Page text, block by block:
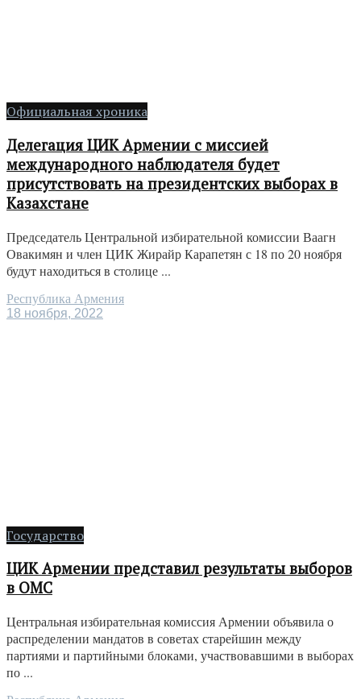
Официальная хроника
Делегация ЦИК Армении с миссией
международного наблюдателя будет
присутствовать на президентских выборах в
Казахстане
Председатель Центральной избирательной комиссии Ваагн
Овакимян и член ЦИК Жирайр Карапетян с 18 по 20 ноября
будут находиться в столице ...
Республика Армения
18 ноября, 2022
Государство
ЦИК Армении представил результаты выборов
в ОМС
Центральная избирательная комиссия Армении объявила о
распределении мандатов в советах старейшин между
партиями и партийными блоками, участвовавшими в выборах
по ...